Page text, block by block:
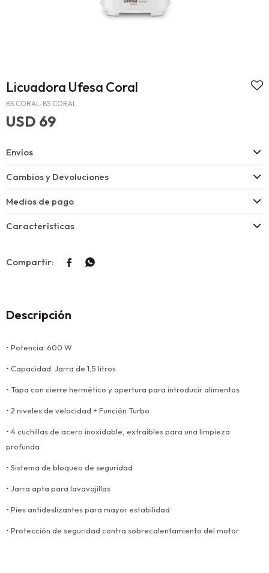
Licuadora Ufesa Coral
BS CORAL-BS CORAL
USD 69
Envíos
Cambios y Devoluciones
Medios de pago
Características
 
Descripción
• Potencia: 600 W
• Capacidad: Jarra de 1,5 litros
• Tapa con cierre hermético y apertura para introducir alimentos
• 2 niveles de velocidad + Función Turbo
• 4 cuchillas de acero inoxidable, extraíbles para una limpieza
profunda
• Sistema de bloqueo de seguridad
• Jarra apta para lavavajillas
• Pies antideslizantes para mayor estabilidad
• Protección de seguridad contra sobrecalentamiento del motor